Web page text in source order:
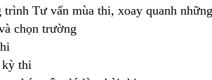
trình Tư vấn mùa thi, xoay quanh
chọn trường
thi
kỳ thi